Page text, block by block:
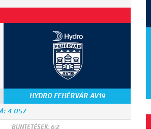
HYDRO FEHÉRVÁR AV19
4 057
BÜNTETÉSEK: 6:2